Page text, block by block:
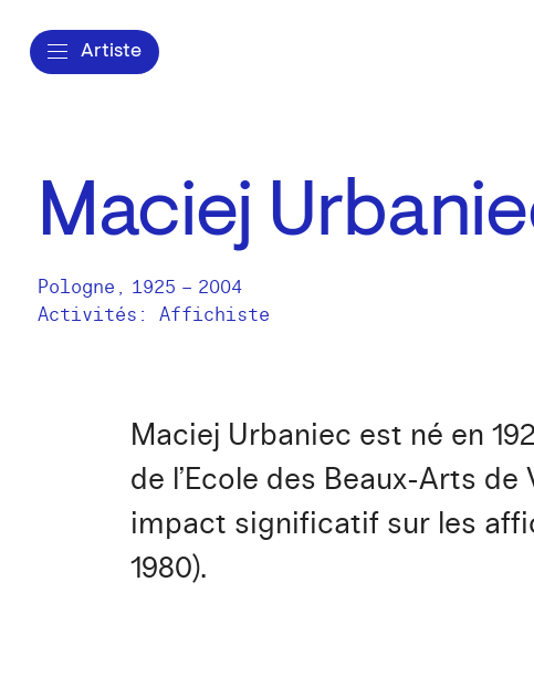
Artiste
Maciej
Pologne , 1925 – 2004
Activités: Affichiste
Maciej Urbaniec est né en
de l’Ecole des Beaux-Arts
impact significatif sur les
1980).